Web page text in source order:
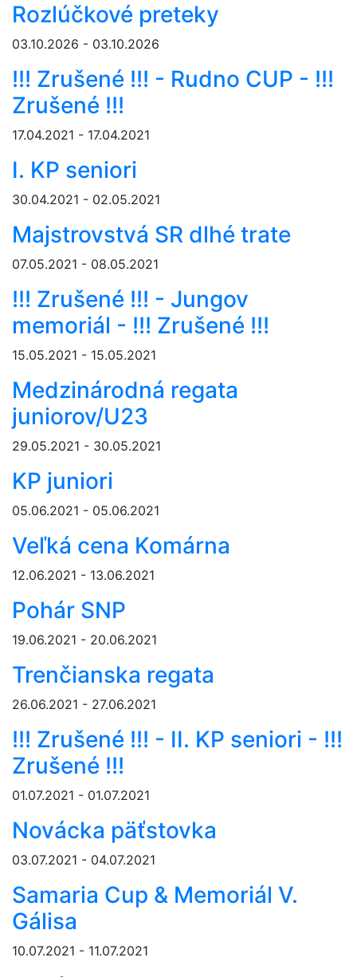
Rozlúčkové preteky
03.10.2026 - 03.10.2026
!!! Zrušené !!! - Rudno CUP - !!!
Zrušené !!!
17.04.2021 - 17.04.2021
I. KP seniori
30.04.2021 - 02.05.2021
Majstrovstvá SR dlhé trate
07.05.2021 - 08.05.2021
!!! Zrušené !!! - Jungov
memoriál - !!! Zrušené !!!
15.05.2021 - 15.05.2021
Medzinárodná regata
juniorov/U23
29.05.2021 - 30.05.2021
KP juniori
05.06.2021 - 05.06.2021
Veľká cena Komárna
12.06.2021 - 13.06.2021
Pohár SNP
19.06.2021 - 20.06.2021
Trenčianska regata
26.06.2021 - 27.06.2021
!!! Zrušené !!! - II. KP seniori - !!!
Zrušené !!!
01.07.2021 - 01.07.2021
Novácka päťstovka
03.07.2021 - 04.07.2021
Samaria Cup & Memoriál V.
Gálisa
10.07.2021 - 11.07.2021